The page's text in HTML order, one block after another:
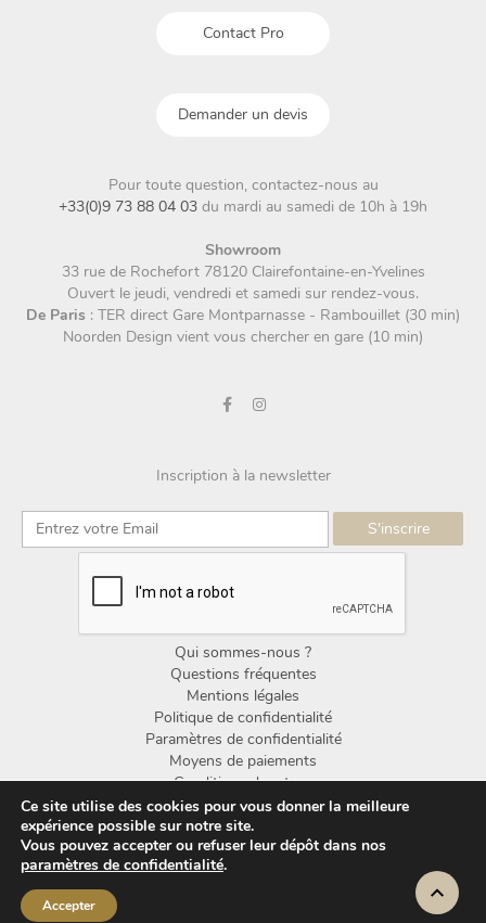
Contact Pro
Demander un devis
Pour toute question, contactez-nous au
+33(0)9 73 88 04 03 du mardi au samedi de 10h à 19h
Showroom
33 rue de Rochefort 78120 Clairefontaine-en-Yvelines
Ouvert le jeudi, vendredi et samedi sur rendez-vous.
De Paris : TER direct Gare Montparnasse - Rambouillet (30 min)
Noorden Design vient vous chercher en gare (10 min)
Inscription à la newsletter
Qui sommes-nous ?
Questions fréquentes
Mentions légales
Politique de confidentialité
Paramètres de confidentialité
Moyens de paiements
Conditions de retour
Conditions générales de vente
© Copyright Noorden Design 2025
Ce site utilise des cookies pour vous donner la meilleure
expérience possible sur notre site.
Vous pouvez accepter ou refuser leur dépôt dans nos
paramètres de confidentialité.
Accepter